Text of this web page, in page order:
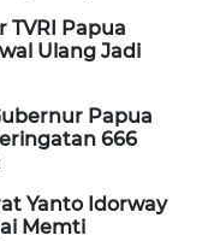
TVRI Papua
Ulang Jadi
Papua
666
Yanto Idorway
Memti